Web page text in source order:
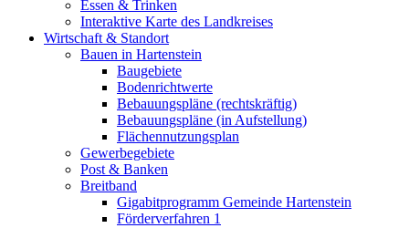
Essen & Trinken
Interaktive Karte des Landkreises
Wirtschaft & Standort
Bauen in Hartenstein
Baugebiete
Bodenrichtwerte
Bebauungspläne (rechtskräftig)
Bebauungspläne (in Aufstellung)
Flächennutzungsplan
Gewerbegebiete
Post & Banken
Breitband
Gigabitprogramm Gemeinde Hartenstein
Förderverfahren 1